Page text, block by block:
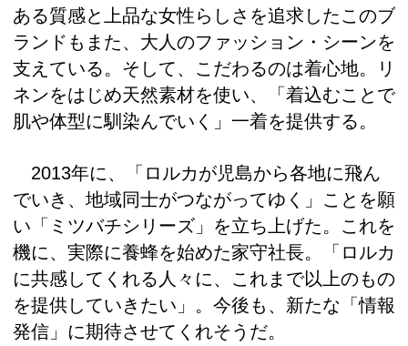
ある質感と上品な女性らしさを追求したこのブ
ランドもまた、大人のファッション・シーンを
支えている。そして、こだわるのは着心地。リ
ネンをはじめ天然素材を使い、「着込むことで
肌や体型に馴染んでいく」一着を提供する。
2013年に、「ロルカが児島から各地に飛ん
でいき、地域同士がつながってゆく」ことを願
い「ミツバチシリーズ」を立ち上げた。これを
機に、実際に養蜂を始めた家守社長。「ロルカ
に共感してくれる人々に、これまで以上のもの
を提供していきたい」。今後も、新たな「情報
発信」に期待させてくれそうだ。